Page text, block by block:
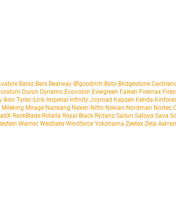
Barez Bars Bearway Bfgoodrich Boto Bridgestone Cachland
Durun Dynamo Ecovision Evergreen Falken Firemax
Ikon Tyres iLink Imperial Infinity Joyroad Kapsen Kenda
Mileking Mirage Nankang Nexen Nitto Nokian Nordman Nortec
RockBlade Rotalla Royal Black Rydanz Sailun Satoya Sava
Warrior Westlake Windforce Yokohama Zeetex Zeta Амтел